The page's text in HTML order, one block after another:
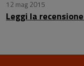
12 mag 2015
Leggi la